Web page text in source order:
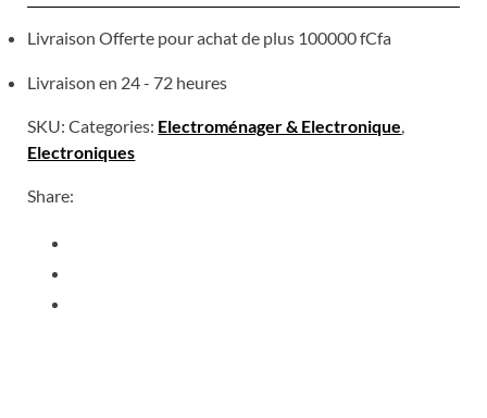
Livraison Offerte pour achat de plus 100000 fCfa
Livraison en 24 - 72 heures
SKU:Categories: Electroménager & Electronique,
Electroniques
Share: